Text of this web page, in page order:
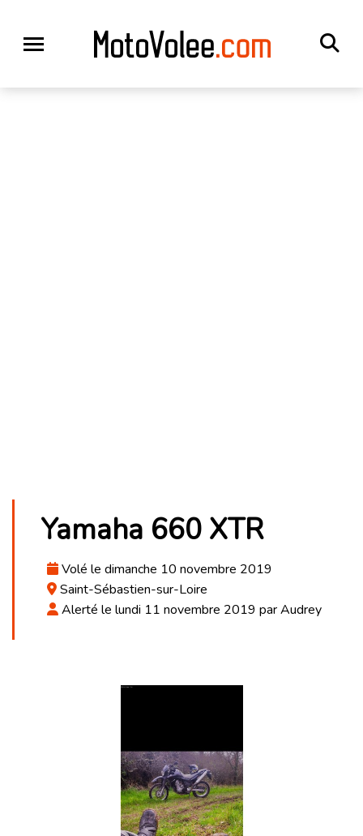
Yamaha 660 XTR
Volé le dimanche 10 novembre 2019
Saint-Sébastien-sur-Loire
Alerté le lundi 11 novembre 2019 par Audrey